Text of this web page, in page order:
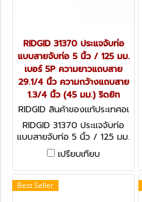
RIDGID 31370 ประแจจับท่อ
แบบสายจับท่อ 5 นิ้ว / 125 มม.
เบอร์ 5P ความยาวแถบสาย
29.1/4 นิ้ว ความกว้างแถบสาย
1.3/4 นิ้ว (45 มม.) ริดยิท
RIDGID สินค้าของแท้ประเทศอเ
มริกา 31370
RIDGID 31370 ประแจจับท่อ
แบบสายจับท่อ 5 นิ้ว / 125 มม.
เบอร์ 5P ความยาวแถบสาย
29.1/4 นิ้ว ความกว้างแถบสาย
1.3/4 นิ้ว (45 มม.) ริดยิท
เปรียบเทียบ
Best Seller